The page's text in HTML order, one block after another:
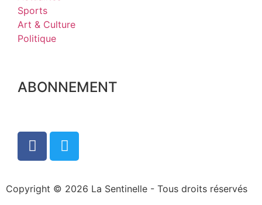
Sports
Art & Culture
Politique
ABONNEMENT
Copyright © 2026 La Sentinelle - Tous droits réservés